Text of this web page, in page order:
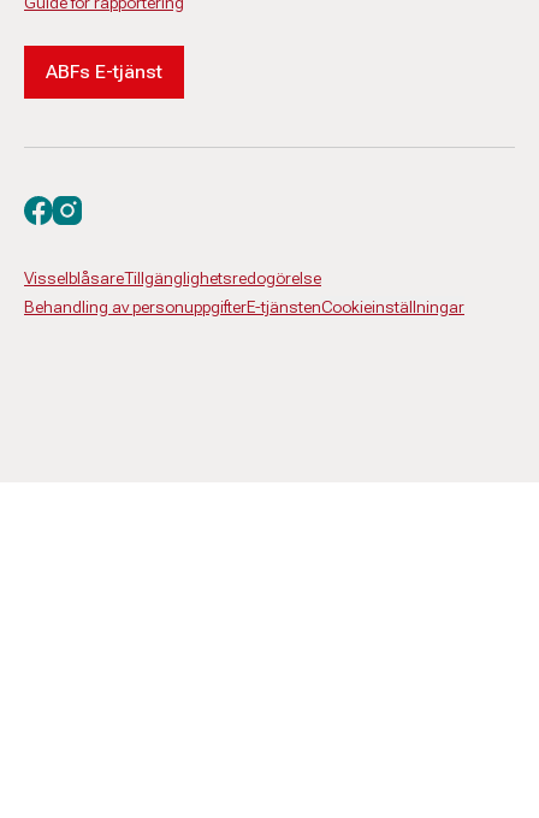
ABFs E-tjänst
VisselblåsareTillgänglighetsredogörelse
Behandling av personuppgifterE-tjänstenCookieinställningar
Besök oss på facebook
Besök oss på instagram